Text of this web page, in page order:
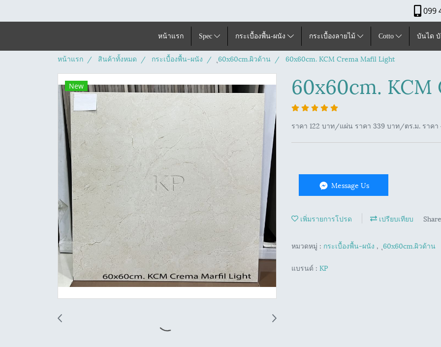
099
หน้าแรก Spec กระเบื้องพื้น-ผนัง กระเบื้องลายไม้ Cotto บันได
หน้าแรก สินค้าทั้งหมด กระเบื้องพื้น-ผนัง ุ60x60cm.ผิวด้าน 60x60cm. KCM Crema Mafil Light
New 60x60cm.
ราคา 122 บาท/แผ่น ราคา 339 บาท/ตร.ม. ราค
Message Us
เพิ่มรายการโปรด เปรียบเทียบ Share
หมวดหมู่ : กระเบื้องพื้น-ผนัง , ุ60x60cm.ผิวด้าน
แบรนด์ : KP